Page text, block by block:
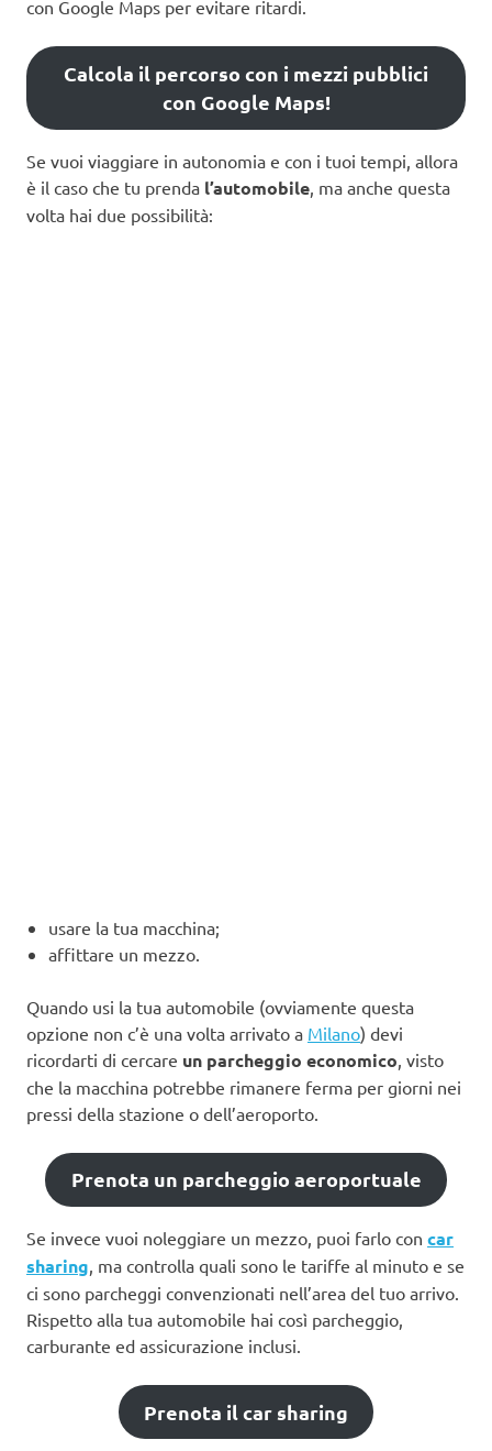
con Google Maps per evitare ritardi.
Calcola il percorso con i mezzi pubblici
con Google Maps!
Se vuoi viaggiare in autonomia e con i tuoi tempi, allora
è il caso che tu prenda l’automobile , ma anche questa
volta hai due possibilità:
usare la tua macchina;
affittare un mezzo.
Quando usi la tua automobile (ovviamente questa
opzione non c’è una volta arrivato a Milano) devi
ricordarti di cercare un parcheggio economico , visto
che la macchina potrebbe rimanere ferma per giorni nei
pressi della stazione o dell’aeroporto.
Prenota un parcheggio aeroportuale
Se invece vuoi noleggiare un mezzo, puoi farlo con car
sharing, ma controlla quali sono le tariffe al minuto e se
ci sono parcheggi convenzionati nell’area del tuo arrivo.
Rispetto alla tua automobile hai così parcheggio,
carburante ed assicurazione inclusi.
Prenota il car sharing